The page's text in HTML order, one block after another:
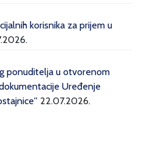
korisnika za prijem u
ponuditelja u otvorenom
Uređenje
22.07.2026.